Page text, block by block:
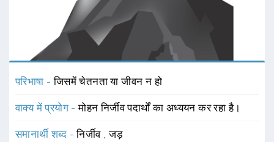
परिभाषा -जिसमें चेतनता या जीवन न हो
वाक्य में प्रयोग -मोहन निर्जीव पदार्थों का अध्ययन कर रहा है।
समानार्थी शब्द -निर्जीव ,जड़